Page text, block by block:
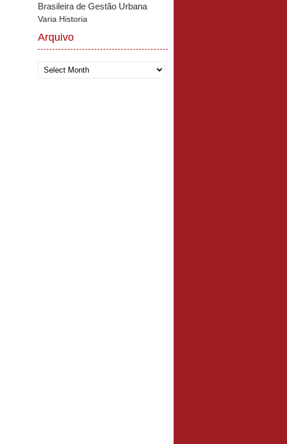
Brasileira de Gestão Urbana
Varia Historia
Arquivo
Arquivo